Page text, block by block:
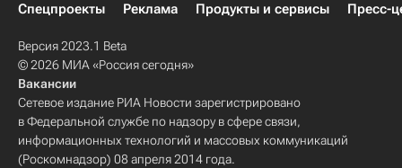
Спецпроекты
Реклама Продукты и сервисы Пресс-
Версия 2023.1 Beta
© 2026 МИА «Россия сегодня»
Вакансии
Сетевое издание РИА Новости зарегистрировано
в Федеральной службе по надзору в сфере связи,
информационных технологий и массовых коммуникаций
(Роскомнадзор) 08 апреля 2014 года.